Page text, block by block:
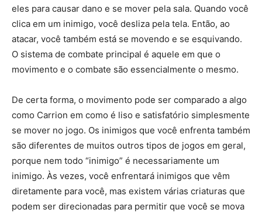
eles para causar dano e se mover pela sala. Quando você
clica em um inimigo, você desliza pela tela. Então, ao
atacar, você também está se movendo e se esquivando.
O sistema de combate principal é aquele em que o
movimento e o combate são essencialmente o mesmo.
De certa forma, o movimento pode ser comparado a algo
como Carrion em como é liso e satisfatório simplesmente
se mover no jogo. Os inimigos que você enfrenta também
são diferentes de muitos outros tipos de jogos em geral,
porque nem todo “inimigo” é necessariamente um
inimigo. Às vezes, você enfrentará inimigos que vêm
diretamente para você, mas existem várias criaturas que
podem ser direcionadas para permitir que você se mova